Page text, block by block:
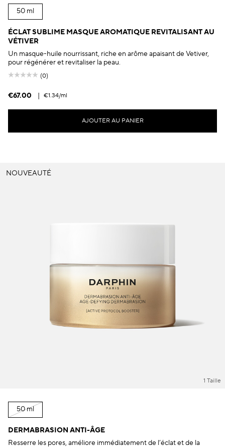
50 ml
ÉCLAT SUBLIME MASQUE AROMATIQUE REVITALISANT AU
VÉTIVER
Un masque-huile nourrissant, riche en arôme apaisant de Vetiver,
pour régénérer et revitaliser la peau.
(0)
€67.00 | €1.34/ml
AJOUTER AU PANIER
NOUVEAUTÉ
1 Taille
50 ml
DERMABRASION ANTI-ÂGE
Resserre les pores, améliore immédiatement de l’éclat et de la